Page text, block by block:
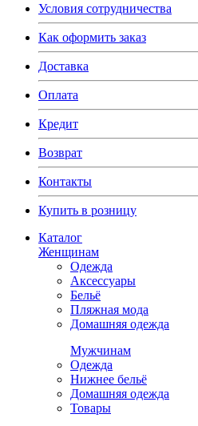
Условия сотрудничества
Как оформить заказ
Доставка
Оплата
Кредит
Возврат
Контакты
Купить в розницу
Каталог
Женщинам
Одежда
Аксессуары
Бельё
Пляжная мода
Домашняя одежда
Мужчинам
Одежда
Нижнее бельё
Домашняя одежда
Товары